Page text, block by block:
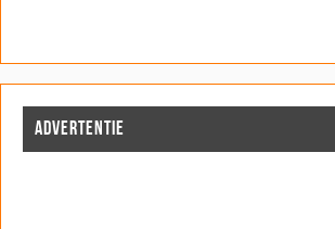
ADVERTENTIE